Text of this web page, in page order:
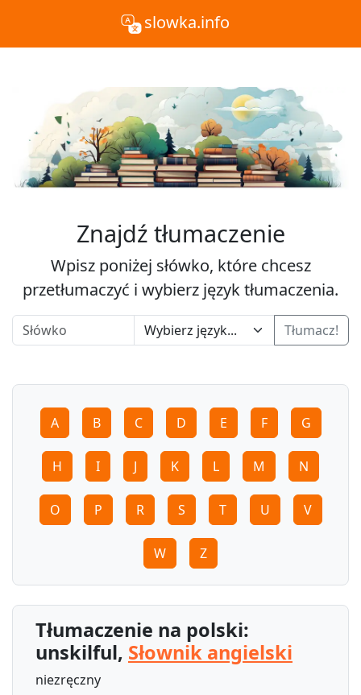
slowka.info
Znajdź tłumaczenie
Wpisz poniżej słówko, które chcesz
przetłumaczyć i wybierz język tłumaczenia.
Tłumacz!
A B C D E F G
H I J K L M N
O P R S T U V
W Z
Tłumaczenie na polski:
unskilful, Słownik angielski
niezręczny